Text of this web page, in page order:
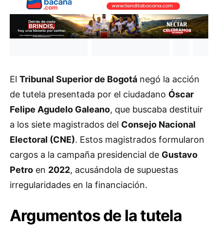
El Tribunal Superior de Bogotá negó la acción
de tutela presentada por el ciudadano Óscar
Felipe Agudelo Galeano, que buscaba destituir
a los siete magistrados del Consejo Nacional
Electoral (CNE). Estos magistrados formularon
cargos a la campaña presidencial de Gustavo
Petro en 2022, acusándola de supuestas
irregularidades en la financiación.
Argumentos de la tutela